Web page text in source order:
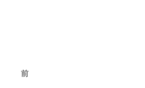
投
前
前